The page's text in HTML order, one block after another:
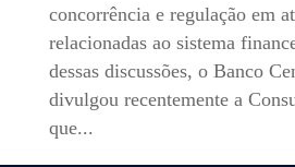
concorrência e regulação em
relacionadas ao sistema
dessas discussões, o Banco
divulgou recentemente a
que...